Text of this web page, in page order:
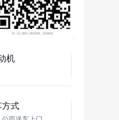
要购车就扫我
机
式